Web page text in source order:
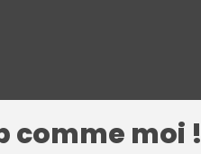
comme moi !